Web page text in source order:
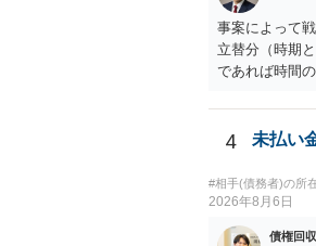
事案によって
立替分（時期
であれば時間
も返ってこず
4 未払い
#相手(債務者)の所
2026年8月6日
債権回